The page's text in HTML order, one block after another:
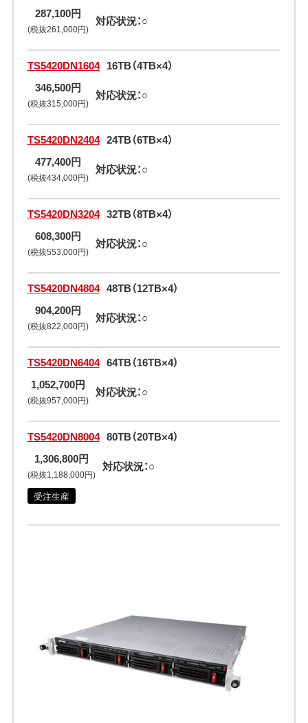
287,100円
(税抜261,000円)
対応状況：○
TS5420DN1604 16TB（4TB×4）
346,500円
(税抜315,000円)
対応状況：○
TS5420DN2404 24TB（6TB×4）
477,400円
(税抜434,000円)
対応状況：○
TS5420DN3204 32TB（8TB×4）
608,300円
(税抜553,000円)
対応状況：○
TS5420DN4804 48TB（12TB×4）
904,200円
(税抜822,000円)
対応状況：○
TS5420DN6404 64TB（16TB×4）
1,052,700円
(税抜957,000円)
対応状況：○
TS5420DN8004 80TB（20TB×4）
1,306,800円
(税抜1,188,000円)
対応状況：○
受注生産